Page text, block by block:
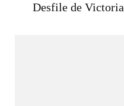
Desfile de